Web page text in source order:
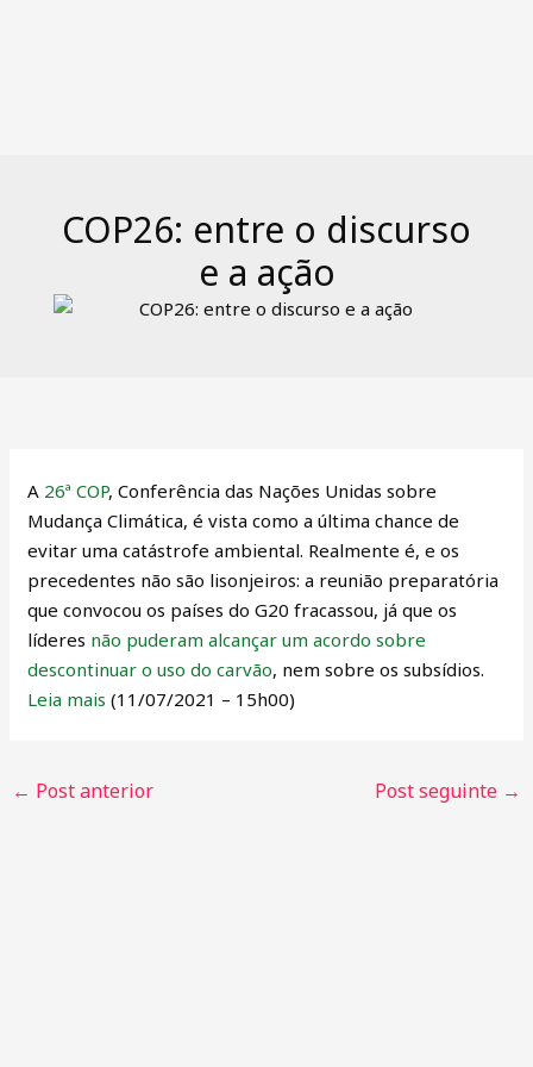
COP26: entre o discurso
e a ação
A 26ª COP, Conferência das Nações Unidas sobre
Mudança Climática, é vista como a última chance de
evitar uma catástrofe ambiental. Realmente é, e os
precedentes não são lisonjeiros: a reunião preparatória
que convocou os países do G20 fracassou, já que os
líderes não puderam alcançar um acordo sobre
descontinuar o uso do carvão, nem sobre os subsídios.
Leia mais (11/07/2021 – 15h00)
← Post anterior Post seguinte →